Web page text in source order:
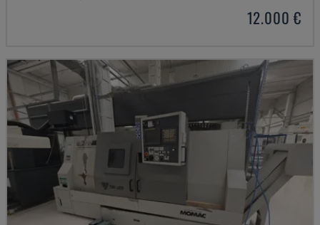
12.000 €